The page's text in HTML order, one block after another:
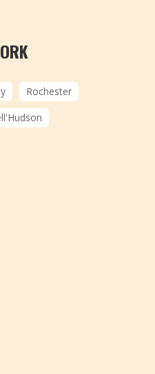
Rochester